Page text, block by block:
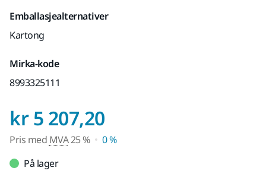
Emballasjealternativer
Kartong
Mirka-kode
8993325111
kr 5 207,20Pris med MVA 25
Pris med MVA25 %
0 %
På lager